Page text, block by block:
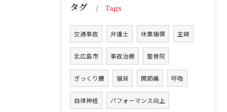
タグ Tags
交通事故 弁護士 休業補償 主婦
北広島市 事故治療 整骨院
ぎっくり腰 猫背 関節痛 呼吸
自律神経 パフォーマンス向上